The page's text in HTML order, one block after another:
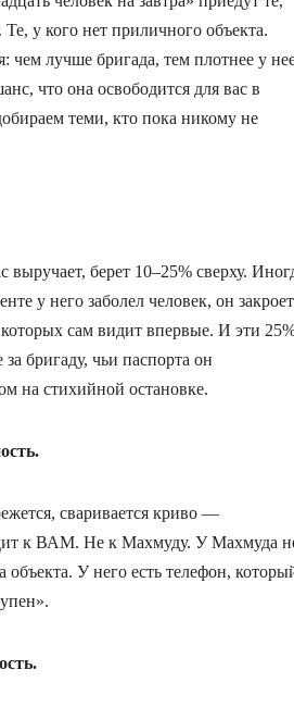
Те, у кого нет приличного объекта.
чем лучше бригада, тем плотнее у
что она освободится для вас в
теми, кто пока никому не
выручает, берет 10–25% сверху.
у него заболел человек, он закроет
сам видит впервые. И эти
бригаду, чьи паспорта он
на стихийной остановке.
сваривается криво —
к ВАМ. Не к Махмуду. У Махмуда
У него есть телефон,